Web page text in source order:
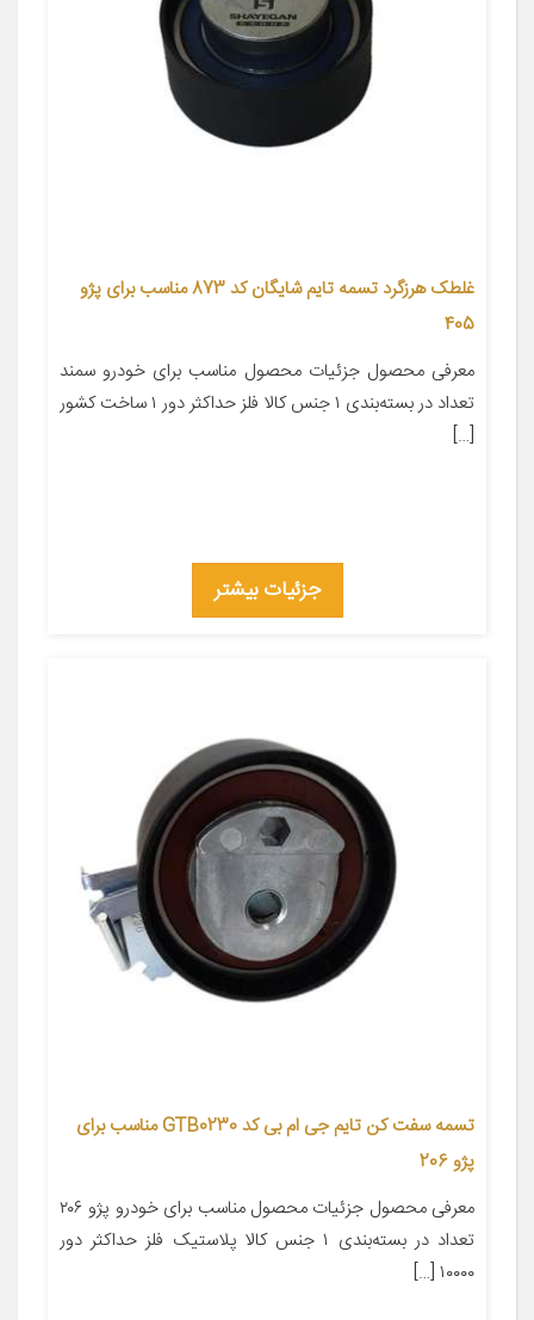
غلطک هرزگرد تسمه تایم شایگان کد 873 مناسب برای پژو
405
معرفی محصول جزئیات محصول مناسب برای خودرو سمند
تعداد در بسته‌بندی ۱ جنس کالا فلز حداکثر دور ۱ ساخت کشور
[…]
جزئیات بیشتر
تسمه سفت کن تایم جی ام بی کد GTB0230 مناسب برای
پژو 206
معرفی محصول جزئیات محصول مناسب برای خودرو پژو ۲۰۶
تعداد در بسته‌بندی ۱ جنس کالا پلاستیک فلز حداکثر دور
۱۰۰۰۰ […]